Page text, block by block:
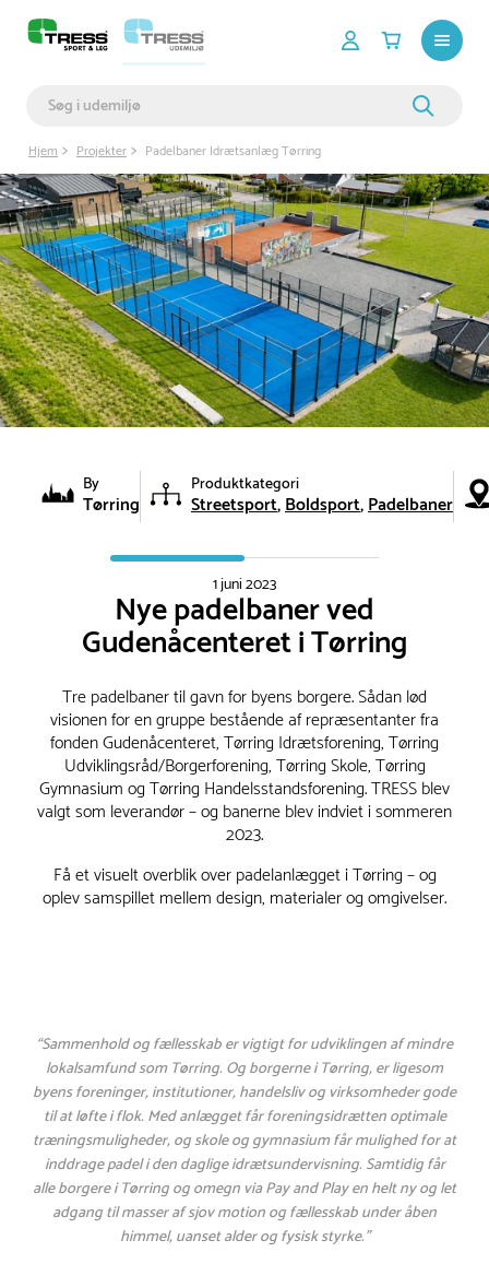
Hjem Projekter Padelbaner Idrætsanlæg Tørring
By
Tørring
Produktkategori
Streetsport Boldsport Padelbaner
1 juni 2023
Nye padelbaner ved
Gudenåcenteret i Tørring
Tre padelbaner til gavn for byens borgere. Sådan lød
visionen for en gruppe bestående af repræsentanter fra
fonden Gudenåcenteret, Tørring Idrætsforening, Tørring
Udviklingsråd/Borgerforening, Tørring Skole, Tørring
Gymnasium og Tørring Handelsstandsforening. TRESS blev
valgt som leverandør – og banerne blev indviet i sommeren
2023.
Få et visuelt overblik over padelanlægget i Tørring – og
oplev samspillet mellem design, materialer og omgivelser.
“Sammenhold og fællesskab er vigtigt for udviklingen af mindre
lokalsamfund som Tørring. Og borgerne i Tørring, er ligesom
byens foreninger, institutioner, handelsliv og virksomheder gode
til at løfte i flok. Med anlægget får foreningsidrætten optimale
træningsmuligheder, og skole og gymnasium får mulighed for at
inddrage padel i den daglige idrætsundervisning. Samtidig får
alle borgere i Tørring og omegn via Pay and Play en helt ny og let
adgang til masser af sjov motion og fællesskab under åben
himmel, uanset alder og fysisk styrke.”